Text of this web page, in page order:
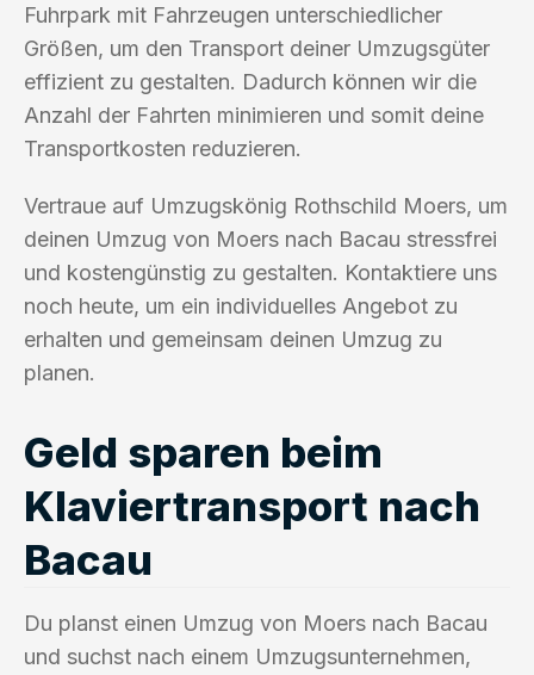
Fuhrpark mit Fahrzeugen unterschiedlicher
Größen, um den Transport deiner Umzugsgüter
effizient zu gestalten. Dadurch können wir die
Anzahl der Fahrten minimieren und somit deine
Transportkosten reduzieren.
Vertraue auf Umzugskönig Rothschild Moers, um
deinen Umzug von Moers nach Bacau stressfrei
und kostengünstig zu gestalten. Kontaktiere uns
noch heute, um ein individuelles Angebot zu
erhalten und gemeinsam deinen Umzug zu
planen.
Geld sparen beim
Klaviertransport nach
Bacau
Du planst einen Umzug von Moers nach Bacau
und suchst nach einem Umzugsunternehmen,